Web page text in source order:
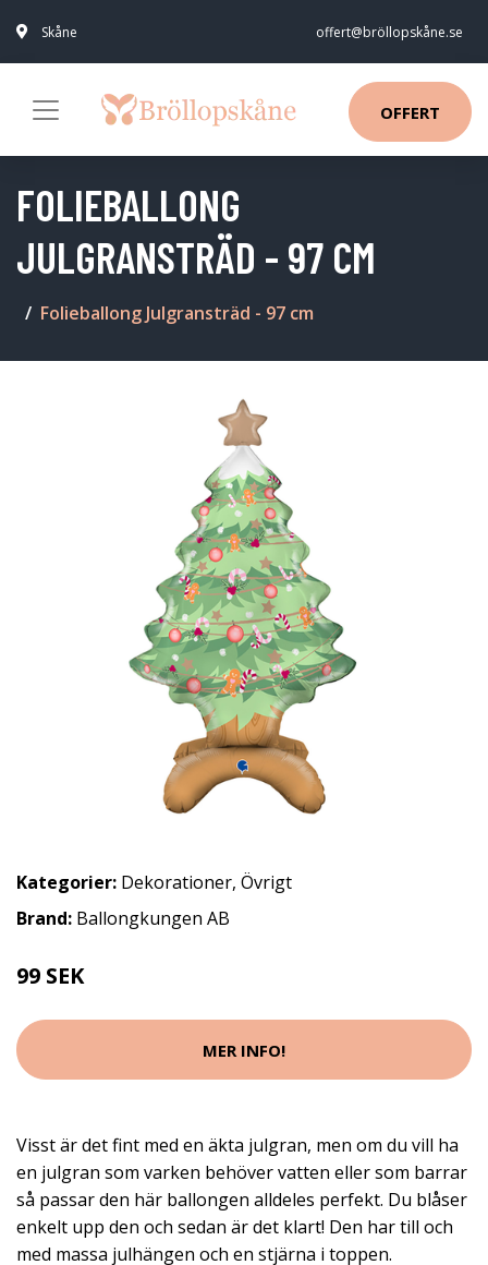
Skåne offert@bröllopskåne.se
OFFERT
FOLIEBALLONG
JULGRANSTRÄD - 97 CM
Folieballong Julgransträd - 97 cm
Kategorier: Dekorationer, Övrigt
Brand: Ballongkungen AB
99 SEK
MER INFO!
Visst är det fint med en äkta julgran, men om du vill ha
en julgran som varken behöver vatten eller som barrar
så passar den här ballongen alldeles perfekt. Du blåser
enkelt upp den och sedan är det klart! Den har till och
med massa julhängen och en stjärna i toppen.